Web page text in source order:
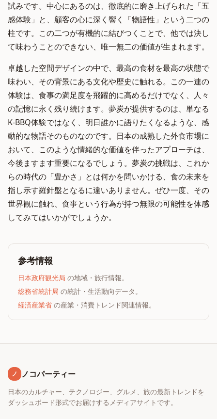
試みです。中心にあるのは、徹底的に磨き上げられた「五
感体験」と、顧客の心に深く響く「物語性」という二つの
柱です。この二つが有機的に結びつくことで、他では決し
て味わうことのできない、唯一無二の価値が生まれます。
卓越した空間デザインの中で、最高の食材を最高の状態で
味わい、その背景にある文化や歴史に触れる。この一連の
体験は、食事の満足度を飛躍的に高めるだけでなく、人々
の記憶に永く残り続けます。夢炭が提供するのは、単なる
K-BBQ体験ではなく、明日誰かに語りたくなるような、感
動的な物語そのものなのです。日本の成熟した外食市場に
おいて、このような情緒的な価値を伴ったアプローチは、
今後ますます重要になるでしょう。夢炭の挑戦は、これか
らの時代の「豊かさ」とは何かを問いかける、食の未来を
指し示す羅針盤となるに違いありません。ぜひ一度、その
世界観に触れ、食事という行為が持つ無限の可能性を体感
してみてはいかがでしょうか。
参考情報
日本政府観光局 の地域・旅行情報。
総務省統計局 の統計・生活動向データ。
経済産業省 の産業・消費トレンド関連情報。
ノ ノコパーティー
日本のカルチャー、テクノロジー、グルメ、旅の最新トレンドを
ダッシュボード形式でお届けするメディアサイトです。